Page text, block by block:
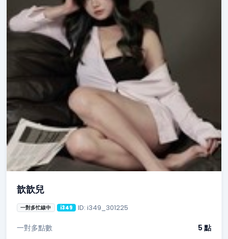
歆歆兒
一對多忙線中 i349 ID: i349_301225
一對多點數
5 點